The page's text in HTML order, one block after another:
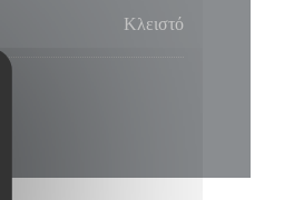
Κλειστό